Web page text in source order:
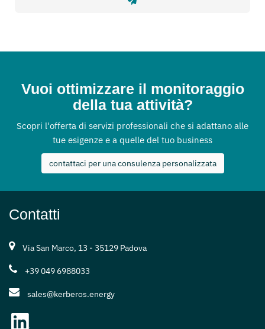
Vuoi ottimizzare il monitoraggio
della tua attività?
Scopri l'offerta di servizi professionali che si adattano alle
tue esigenze e a quelle del tuo business
contattaci per una consulenza personalizzata
Contatti
Via San Marco, 13 - 35129 Padova
+39 049 6988033
sales@kerberos.energy